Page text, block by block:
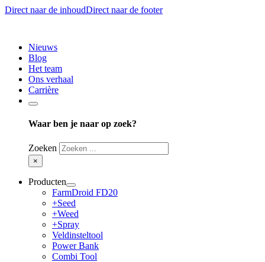
Direct naar de inhoudDirect naar de footer
Nieuws
Blog
Het team
Ons verhaal
Carrière
Waar ben je naar op zoek?
Zoeken
×
Producten
FarmDroid FD20
+Seed
+Weed
+Spray
Veldinsteltool
Power Bank
Combi Tool